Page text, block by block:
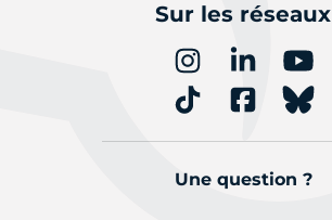
Sur les réseaux
Une question ?